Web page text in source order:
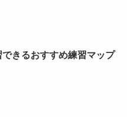
できるおすすめ練習マップ